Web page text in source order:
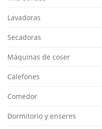
Lavadoras
Secadoras
Máquinas de coser
Calefones
Comedor
Dormitorio y enseres